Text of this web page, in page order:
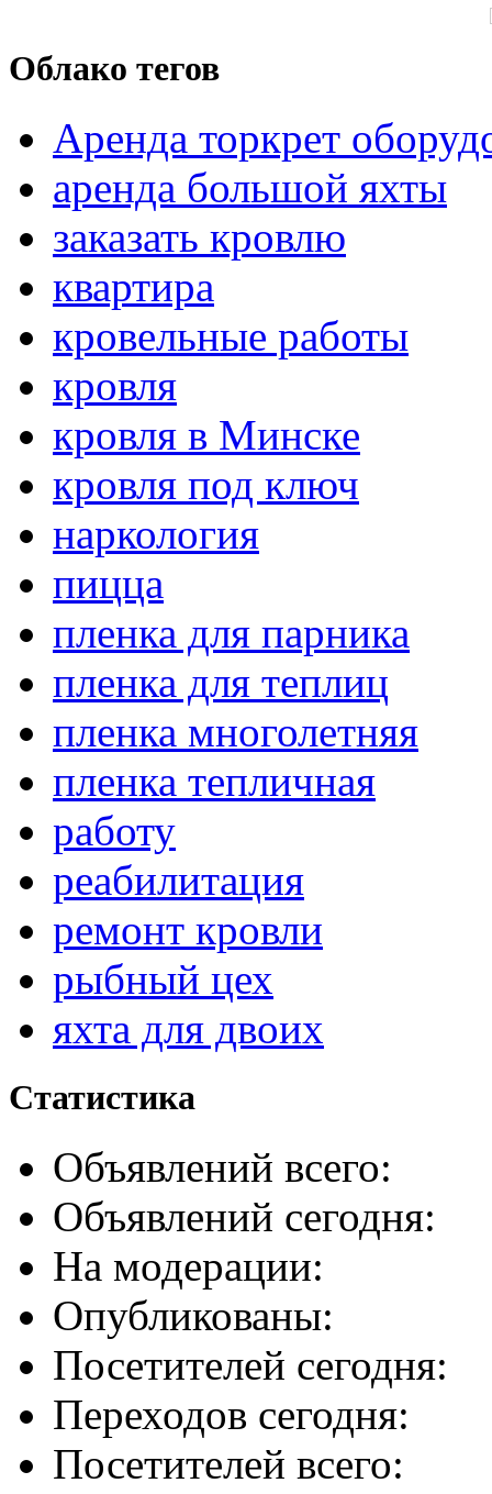
Облако тегов
Аренда торкрет
аренда большой яхты
заказать кровлю
квартира
кровельные работы
кровля
кровля в Минске
кровля под ключ
наркология
пицца
пленка для парника
пленка для теплиц
пленка многолетняя
пленка тепличная
работу
реабилитация
ремонт кровли
рыбный цех
яхта для двоих
Статистика
Объявлений всего:
Объявлений сегодня:
На модерации:
Опубликованы:
Посетителей сегодня:
Переходов сегодня:
Посетителей всего: